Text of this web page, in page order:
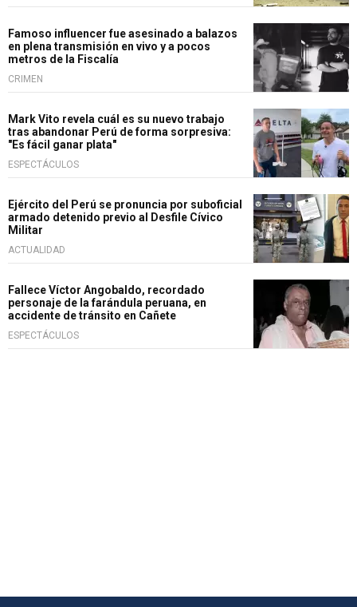
Famoso influencer fue asesinado a balazos
en plena transmisión en vivo y a pocos
metros de la Fiscalía
CRIMEN
Mark Vito revela cuál es su nuevo trabajo
tras abandonar Perú de forma sorpresiva:
"Es fácil ganar plata"
ESPECTÁCULOS
Ejército del Perú se pronuncia por suboficial
armado detenido previo al Desfile Cívico
Militar
ACTUALIDAD
Fallece Víctor Angobaldo, recordado
personaje de la farándula peruana, en
accidente de tránsito en Cañete
ESPECTÁCULOS